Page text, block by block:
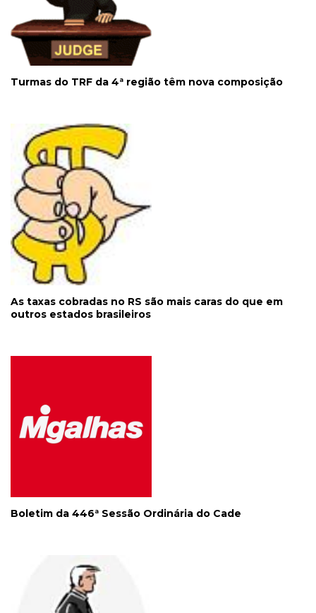
Turmas do TRF da 4ª região têm nova composição
As taxas cobradas no RS são mais caras do que em
outros estados brasileiros
Boletim da 446ª Sessão Ordinária do Cade